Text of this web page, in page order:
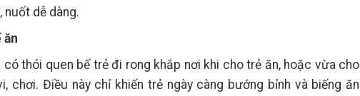
nuốt dễ dàng.
ăn
có thói quen bế trẻ đi rong khắp nơi khi cho trẻ ăn, hoặc vừa cho
chơi. Điều này chỉ khiến trẻ ngày càng bướng bỉnh và biếng ăn